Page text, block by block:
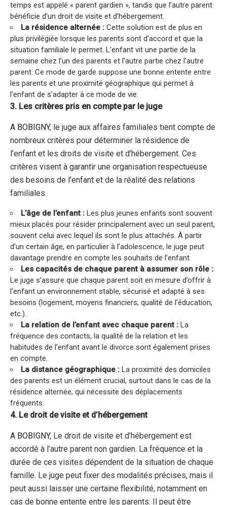
temps est appelé « parent gardien », tandis que l’autre parent
bénéficie d’un droit de visite et d’hébergement.
La résidence alternée : Cette solution est de plus en
plus privilégiée lorsque les parents sont d’accord et que la
situation familiale le permet. L’enfant vit une partie de la
semaine chez l’un des parents et l’autre partie chez l’autre
parent. Ce mode de garde suppose une bonne entente entre
les parents et une proximité géographique qui permet à
l’enfant de s’adapter à ce mode de vie.
3. Les critères pris en compte par le juge
A BOBIGNY, le juge aux affaires familiales tient compte de
nombreux critères pour déterminer la résidence de
l’enfant et les droits de visite et d’hébergement. Ces
critères visent à garantir une organisation respectueuse
des besoins de l’enfant et de la réalité des relations
familiales.
L’âge de l’enfant : Les plus jeunes enfants sont souvent
mieux placés pour résider principalement avec un seul parent,
souvent celui avec lequel ils sont le plus attachés. À partir
d’un certain âge, en particulier à l’adolescence, le juge peut
davantage prendre en compte les souhaits de l’enfant.
Les capacités de chaque parent à assumer son rôle :
Le juge s’assure que chaque parent soit en mesure d’offrir à
l’enfant un environnement stable, sécurisé et adapté à ses
besoins (logement, moyens financiers, qualité de l’éducation,
etc.).
La relation de l’enfant avec chaque parent : La
fréquence des contacts, la qualité de la relation et les
habitudes de l’enfant avant le divorce sont également prises
en compte.
La distance géographique : La proximité des domiciles
des parents est un élément crucial, surtout dans le cas de la
résidence alternée, qui nécessite des déplacements
fréquents.
4. Le droit de visite et d’hébergement
A BOBIGNY, Le droit de visite et d’hébergement est
accordé à l’autre parent non gardien. La fréquence et la
durée de ces visites dépendent de la situation de chaque
famille. Le juge peut fixer des modalités précises, mais il
peut aussi laisser une certaine flexibilité, notamment en
cas de bonne entente entre les parents. Il peut être